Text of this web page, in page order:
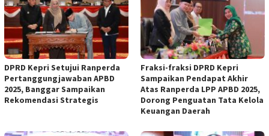
DPRD Kepri Setujui Ranperda
Pertanggungjawaban APBD
2025, Banggar Sampaikan
Rekomendasi Strategis
Fraksi-fraksi DPRD Kepri
Sampaikan Pendapat Akhir
Atas Ranperda LPP APBD 2025,
Dorong Penguatan Tata Kelola
Keuangan Daerah